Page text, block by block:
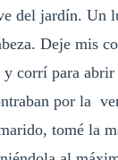
del jardín. Un
Deje mis
y corrí para
por la
tomé la